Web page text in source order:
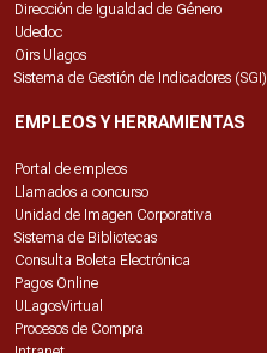
Dirección de Igualdad de Género
Udedoc
Oirs Ulagos
Sistema de Gestión de Indicadores (SGI)
EMPLEOS Y HERRAMIENTAS
Portal de empleos
Llamados a concurso
Unidad de Imagen Corporativa
Sistema de Bibliotecas
Consulta Boleta Electrónica
Pagos Online
ULagosVirtual
Procesos de Compra